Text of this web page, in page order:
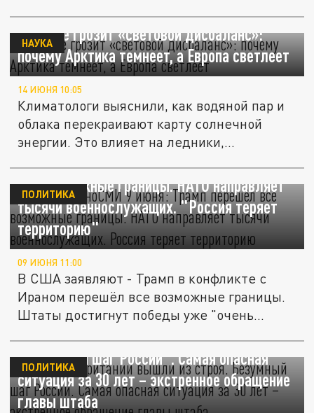
Планете грозит «световой дисбаланс»:
почему Арктика темнеет, а Европа светлеет
НАУКА
14 ИЮНЯ 10:05
Климатологи выяснили, как водяной пар и
облака перекраивают карту солнечной
энергии. Это влияет на ледники,...
Главное в иноСМИ 9 июня: Трамп перешёл
все возможные границы. НАТО направляет
тысячи военнослужащих. "Россия теряет
территорию"
ПОЛИТИКА
09 ИЮНЯ 11:00
В США заявляют - Трамп в конфликте с
Ираном перешёл все возможные границы.
Штаты достигнут победы уже "очень...
Подлодки Британии вышли из строя.
"Безумный шаг России". Самая опасная
ситуация за 30 лет – экстренное обращение
главы штаба
ПОЛИТИКА